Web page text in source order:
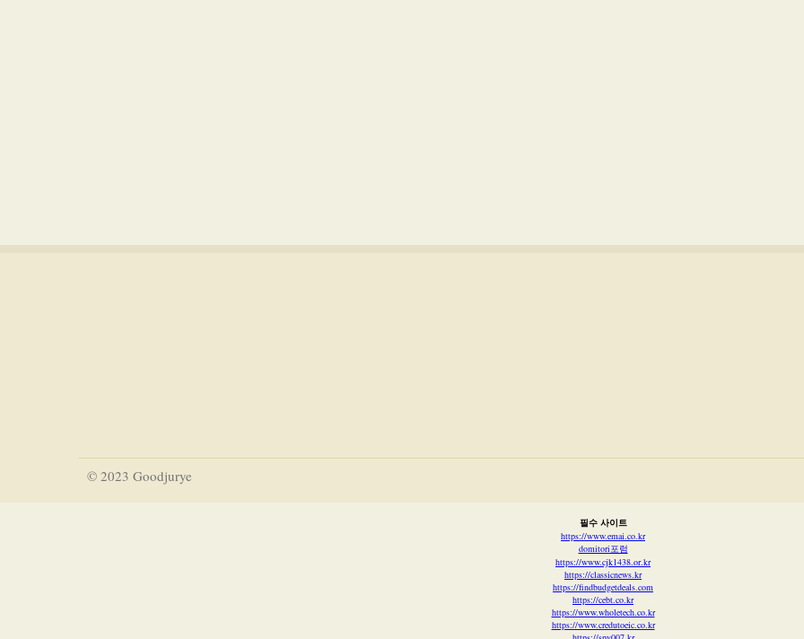
© 2023 Goodjurye
필수 사이트
https://www.emai.co.kr
domitori포럼
https://www.cjk1438.or.kr
https://classicnews.kr
https://findbudgetdeals.com
https://cebt.co.kr
https://www.wholetech.co.kr
https://www.credutoeic.co.kr